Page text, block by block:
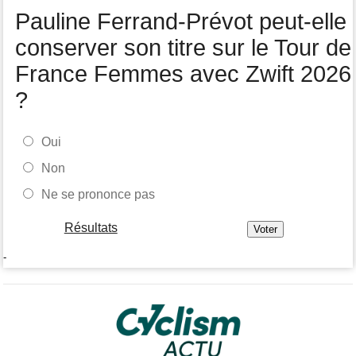
Joao Almeida a abandonné après une nouvelle chute
Pauline Ferrand-Prévot peut-elle
conserver son titre sur le Tour de
France Femmes avec Zwift 2026
?
Oui
Non
Ne se prononce pas
Résultats
-